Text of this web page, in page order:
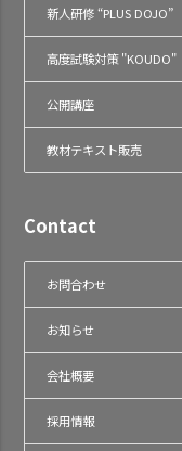
新人研修 “PLUS DOJO”
高度試験対策 "KOUDO"
公開講座
教材テキスト販売
Contact
お問合わせ
お知らせ
会社概要
採用情報